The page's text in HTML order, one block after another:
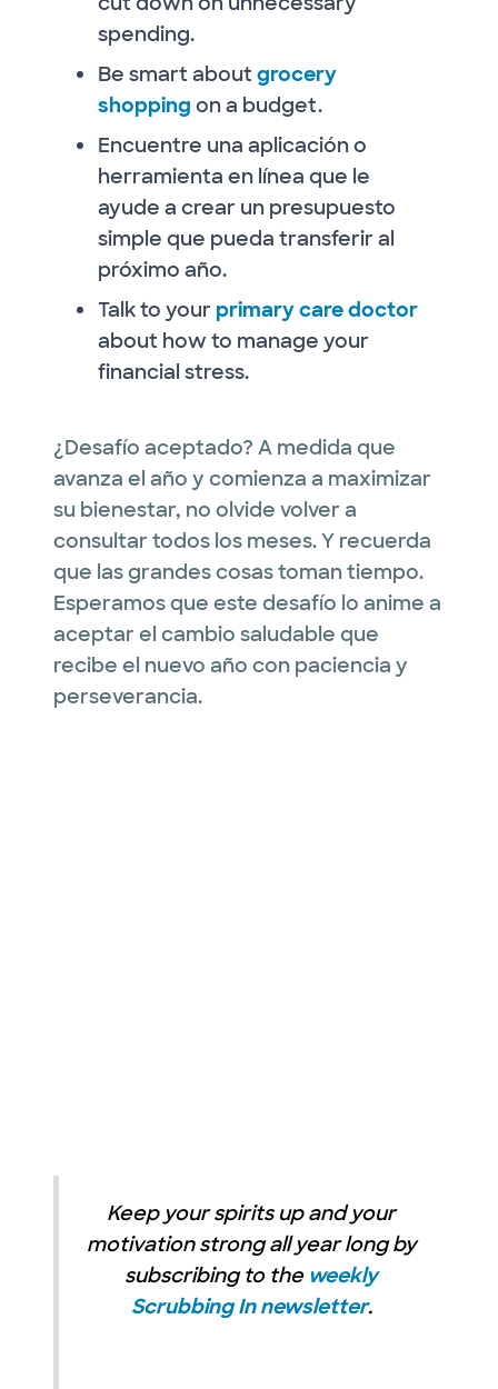
spending.
Be smart aboutgrocery
shopping on a budget.
Encuentre una aplicación o
herramienta en línea que le
ayude a crear un presupuesto
simple que pueda transferir al
próximo año.
Talk to your primary care doctor
about how to manage your
financial stress.
¿Desafío aceptado? A medida que
avanza el año y comienza a maximizar
su bienestar, no olvide volver a
consultar todos los meses. Y recuerda
que las grandes cosas toman tiempo.
Esperamos que este desafío lo anime a
aceptar el cambio saludable que
recibe el nuevo año con paciencia y
perseverancia.
Keep your spirits up and your
motivation strong all year long by
subscribing to the weekly
Scrubbing In newsletter.